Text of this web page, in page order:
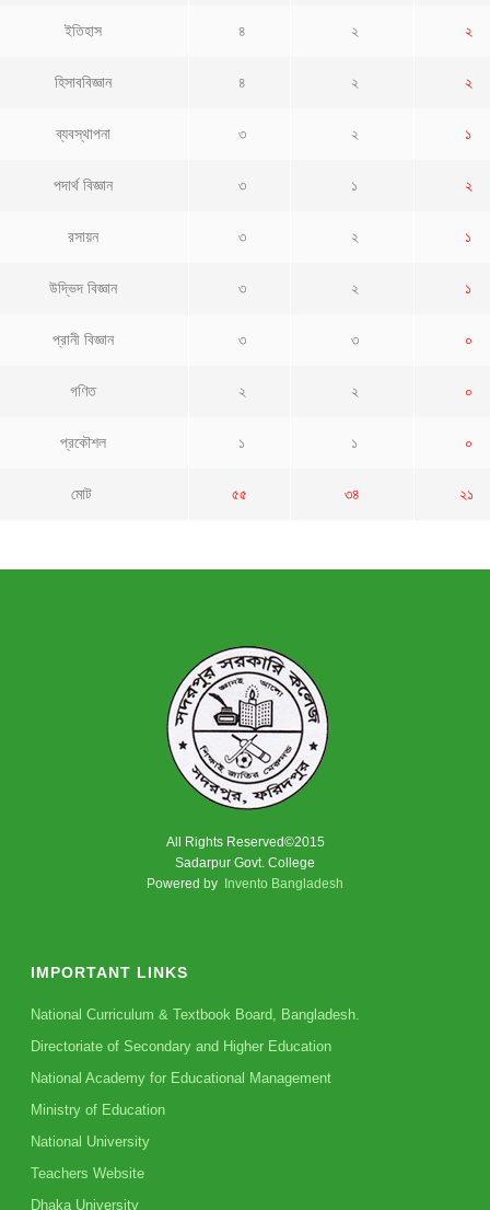
ইতিহাস ৪ ২ ২
হিসাববিজ্ঞান ৪ ২ ২
ব্যবস্থাপনা ৩ ২ ১
পদার্থ বিজ্ঞান ৩ ১ ২
রসায়ন ৩ ২ ১
উদ্ভিদ বিজ্ঞান ৩ ২ ১
প্রানী বিজ্ঞান ৩ ৩ ০
গণিত ২ ২ ০
প্রকৌশল ১ ১ ০
মোট ৫৫ ৩৪ ২১
All Rights Reserved©2015
Sadarpur Govt. College
Powered by Invento Bangladesh
IMPORTANT LINKS
National Curriculum & Textbook Board, Bangladesh.
Directoriate of Secondary and Higher Education
National Academy for Educational Management
Ministry of Education
National University
Teachers Website
Dhaka University